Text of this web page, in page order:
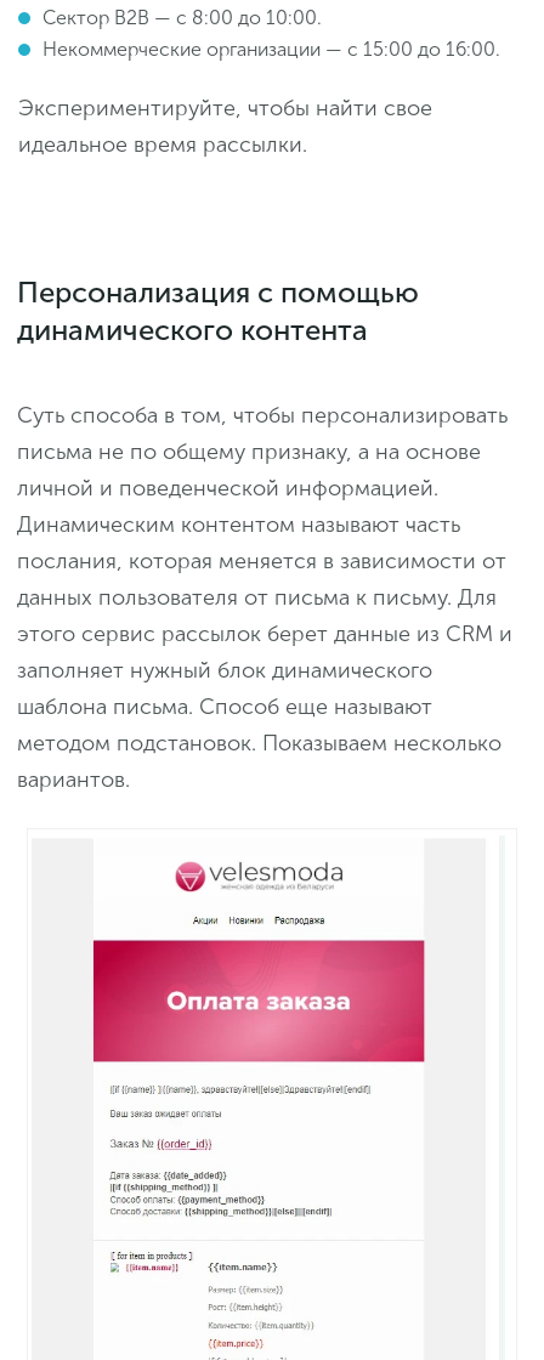
Сектор B2B — с 8:00 до 10:00.
Некоммерческие организации — с 15:00 до 16:00.
Экспериментируйте, чтобы найти свое
идеальное время рассылки.
Персонализация с помощью
динамического контента
Суть способа в том, чтобы персонализировать
письма не по общему признаку, а на основе
личной и поведенческой информацией.
Динамическим контентом называют часть
послания, которая меняется в зависимости от
данных пользователя от письма к письму. Для
этого сервис рассылок берет данные из CRM и
заполняет нужный блок динамического
шаблона письма. Способ еще называют
методом подстановок. Показываем несколько
вариантов.